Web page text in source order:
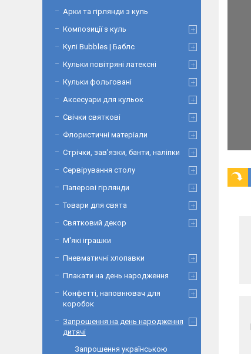
Арки та гірлянди з куль
Композиції з куль
Кулі Bubbles | Баблс
Кульки повітряні латексні
Кульки фольговані
Аксесуари для кульок
Свічки святкові
Флористичні матеріали
Стрічки, зав'язки, банти, наліпки
Сервірування столу
Паперові гірлянди
Товари для свята
Святковий декор
М'які іграшки
Пневматичні хлопавки
Плакати на день народження
Конфетті, наповнювач для
коробок
Запрошення на день народження
дитячі
Запрошення українською